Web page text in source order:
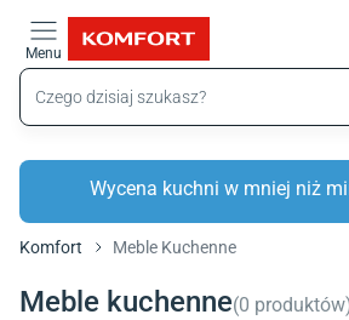
Menu
Wycena kuchni w mniej niż
Komfort Meble Kuchenne
Meble kuchenne(0 produktów